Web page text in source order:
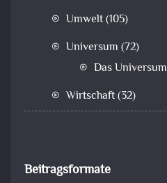
Umwelt(105)
Universum (72)
Das Universum
Wirtschaft(32)
Beitragsformate